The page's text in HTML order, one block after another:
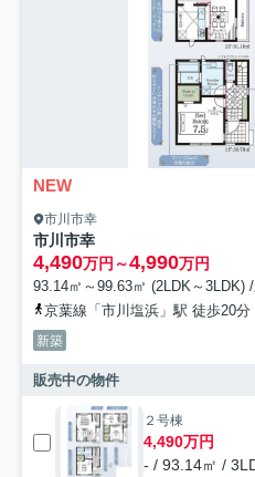
NEW
市川市幸
市川市幸
4,490万円～4,990万円
93.14㎡～99.63㎡ (2LDK～3LDK)
京葉線「市川塩浜」駅 徒歩20分
新築
販売中の物件
２号棟
4,490万円
- / 93.14㎡ /